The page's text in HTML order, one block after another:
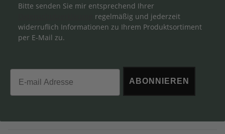
Bitte senden Sie mir entsprechend Ihrer
regelmäßig und jederzeit
widerruflich Informationen zu Ihrem Produktsortiment
per E-Mail zu.
Email
ABONNIEREN